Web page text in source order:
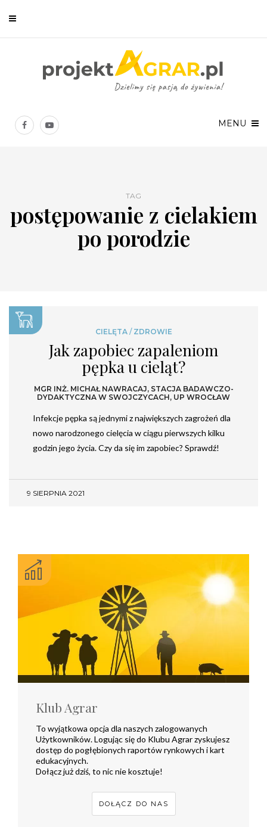
MENU
TAG
postępowanie z cielakiem
po porodzie
CIELĘTA/ ZDROWIE
Jak zapobiec zapaleniom
pępka u cieląt?
MGR INŻ. MICHAŁ NAWRACAJ, STACJA BADAWCZO-
DYDAKTYCZNA W SWOJCZYCACH, UP WROCŁAW
Infekcje pępka są jednymi z największych zagrożeń dla
nowo narodzonego cielęcia w ciągu pierwszych kilku
godzin jego życia. Czy da się im zapobiec? Sprawdź!
9 SIERPNIA 2021
Klub Agrar
To wyjątkowa opcja dla naszych zalogowanych
Użytkowników. Logując się do Klubu Agrar zyskujesz
dostęp do pogłębionych raportów rynkowych i kart
edukacyjnych.
Dołącz już dziś, to nic nie kosztuje!
DOŁĄCZ DO NAS
Chcesz być na bieżąco? Zostaw swój e-mail, a raz w tygodniu
prześlemy Ci nasze najlepsze artykuły!
Twoje dane osobowe będą przetwarzane zgodnie z Polityką prywatności